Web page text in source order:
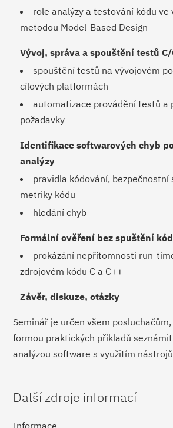
role analýzy a testování kódu ve
metodou Model-Based Design
Vývoj, správa a spouštění testů
spouštění testů na vývojovém
cílových platformách
automatizace provádění testů a
požadavky
Identifikace softwarových chyb
analýzy
pravidla kódování, bezpečnostní
metriky kódu
hledání chyb
Formální ověření bez spuštění
prokázání nepřítomnosti run-
zdrojovém kódu C a C++
Závěr, diskuze, otázky
Seminář je určen všem
formou praktických příkladů
analýzou software s využitím
Další zdroje informací
Informace